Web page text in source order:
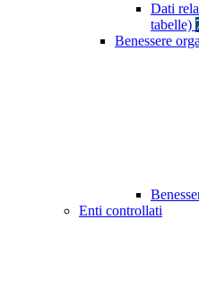
Dati
tabelle)
Benessere
Enti controllati